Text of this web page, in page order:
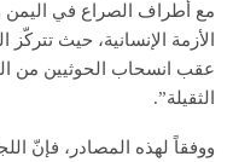
مع أطراف الصراع في اليمن
الأزمة الإنسانية، حيث
عقب انسحاب الحوثيين من
الثقيلة”.
ووفقاً لهذه المصادر، فإنّ